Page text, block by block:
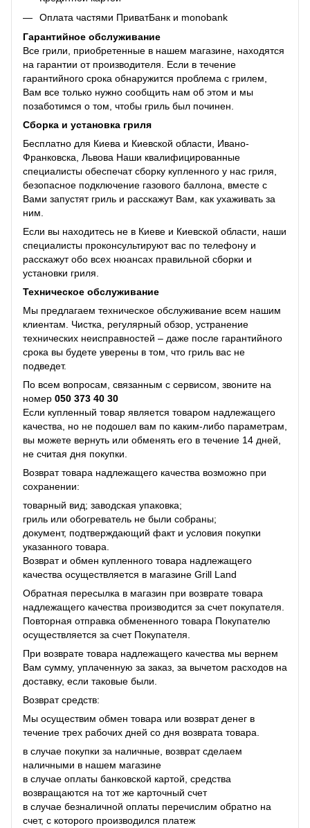
Оплата частями ПриватБанк и monobank
Гарантийное обслуживание
Все грили, приобретенные в нашем магазине, находятся
на гарантии от производителя. Если в течение
гарантийного срока обнаружится проблема с грилем,
Вам все только нужно сообщить нам об этом и мы
позаботимся о том, чтобы гриль был починен.
Сборка и установка гриля
Бесплатно для Киева и Киевской области, Ивано-
Франковска, Львова Наши квалифицированные
специалисты обеспечат сборку купленного у нас гриля,
безопасное подключение газового баллона, вместе с
Вами запустят гриль и расскажут Вам, как ухаживать за
ним.
Если вы находитесь не в Киеве и Киевской области, наши
специалисты проконсультируют вас по телефону и
расскажут обо всех нюансах правильной сборки и
установки гриля.
Техническое обслуживание
Мы предлагаем техническое обслуживание всем нашим
клиентам. Чистка, регулярный обзор, устранение
технических неисправностей – даже после гарантийного
срока вы будете уверены в том, что гриль вас не
подведет.
По всем вопросам, связанным с сервисом, звоните на
номер 050 373 40 30
Если купленный товар является товаром надлежащего
качества, но не подошел вам по каким-либо параметрам,
вы можете вернуть или обменять его в течение 14 дней,
не считая дня покупки.
Возврат товара надлежащего качества возможно при
сохранении:
товарный вид; заводская упаковка;
гриль или обогреватель не были собраны;
документ, подтверждающий факт и условия покупки
указанного товара.
Возврат и обмен купленного товара надлежащего
качества осуществляется в магазине Grill Land
Обратная пересылка в магазин при возврате товара
надлежащего качества производится за счет покупателя.
Повторная отправка обмененного товара Покупателю
осуществляется за счет Покупателя.
При возврате товара надлежащего качества мы вернем
Вам сумму, уплаченную за заказ, за ​​вычетом расходов на
доставку, если таковые были.
Возврат средств:
Мы осуществим обмен товара или возврат денег в
течение трех рабочих дней со дня возврата товара.
в случае покупки за наличные, возврат сделаем
наличными в нашем магазине
в случае оплаты банковской картой, средства
возвращаются на тот же карточный счет
в случае безналичной оплаты перечислим обратно на
счет, с которого производился платеж